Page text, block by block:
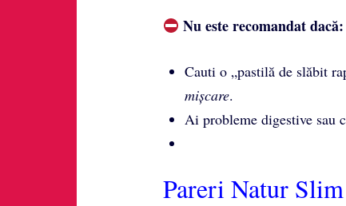
Nu este recomandat dacă:
Cauti o „pastilă de slăbit
mișcare.
Ai probleme digestive sau
Pareri Natur